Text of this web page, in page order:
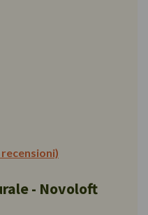
recensioni)
- Novoloft